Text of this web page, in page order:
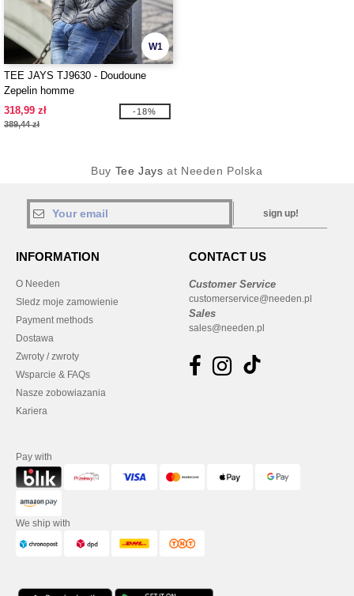
W1
TEE JAYS TJ9630 - Doudoune
Zepelin homme
318,99 zł
389,44 zł
-18%
Buy Tee Jays at Needen Polska
sign up!
INFORMATION
O Needen
Sledz moje zamowienie
Payment methods
Dostawa
Zwroty / zwroty
Wsparcie & FAQs
Nasze zobowiazania
Kariera
CONTACT US
Customer Service
customerservice@needen.pl
Sales
sales@needen.pl
Pay with
We ship with